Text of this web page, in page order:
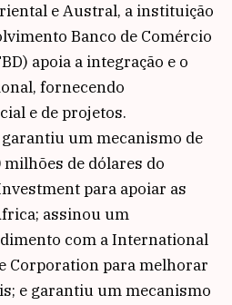
e Austral, a instituição
Banco de Comércio
apoia a integração e o
fornecendo
e de projetos.
um mecanismo de
de dólares do
para apoiar as
assinou um
com a International
Corporation para melhorar
e garantiu um mecanismo